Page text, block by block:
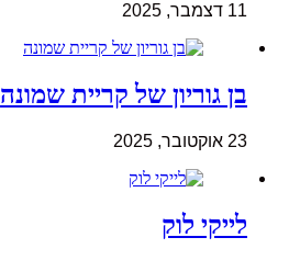
11 דצמבר, 2025
בן גוריון של קריית שמונה
23 אוקטובר, 2025
לייקי לוק